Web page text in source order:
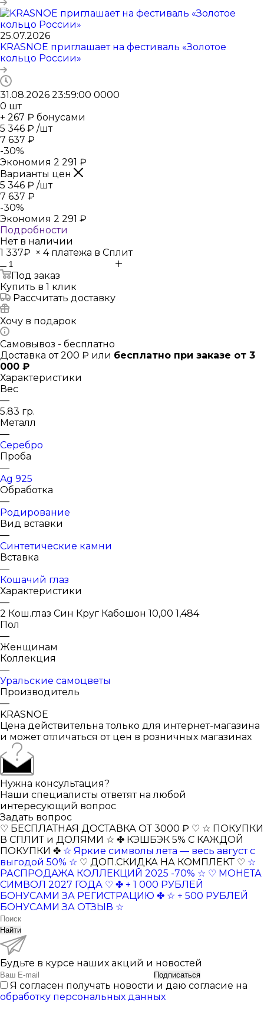
25.07.2026
KRASNOE приглашает на фестиваль «Золотое
кольцо России»
31.08.2026 23:59:00 0000
0 шт
+ 267 ₽ бонусами
5 346 ₽ /шт
7 637 ₽
-30%
Экономия 2 291 ₽
Варианты цен
5 346 ₽ /шт
7 637 ₽
-30%
Экономия 2 291 ₽
Подробности
Нет в наличии
1 337₽ × 4 платежа в Сплит
Под заказ
Купить в 1 клик
Рассчитать доставку
Хочу в подарок
Самовывоз - бесплатно
Доставка от 200 ₽ или бесплатно при заказе от 3
000 ₽
Характеристики
Вес
—
5.83 гр.
Металл
—
Серебро
Проба
—
Ag 925
Обработка
—
Родирование
Вид вставки
—
Синтетические камни
Вставка
—
Кошачий глаз
Характеристики
—
2 Кош.глаз Син Круг Кабошон 10,00 1,484
Пол
—
Женщинам
Коллекция
—
Уральские самоцветы
Производитель
—
KRASNOE
Цена действительна только для интернет-магазина
и может отличаться от цен в розничных магазинах
Нужна консультация?
Наши специалисты ответят на любой
интересующий вопрос
Задать вопрос
♡ БЕСПЛАТНАЯ ДОСТАВКА ОТ 3000 ₽ ♡ ☆ ПОКУПКИ
В СПЛИТ и ДОЛЯМИ ☆ ✤ КЭШБЭК 5% С КАЖДОЙ
ПОКУПКИ ✤ ☆ Яркие символы лета — весь август с
выгодой 50% ☆ ♡ ДОП.СКИДКА НА КОМПЛЕКТ ♡ ☆
РАСПРОДАЖА КОЛЛЕКЦИЙ 2025 -70% ☆ ♡ МОНЕТА
СИМВОЛ 2027 ГОДА ♡ ✤ + 1 000 РУБЛЕЙ
БОНУСАМИ ЗА РЕГИСТРАЦИЮ ✤ ☆ + 500 РУБЛЕЙ
БОНУСАМИ ЗА ОТЗЫВ ☆
Найти
Будьте в курсе наших акций и новостей
Подписаться
Я согласен получать новости и даю согласие на
обработку персональных данных